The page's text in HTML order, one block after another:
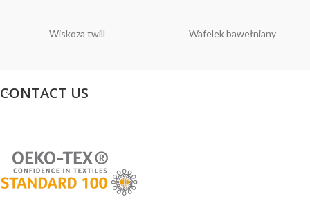
Wiskoza twill Wafelek bawełniany
CONTACT US